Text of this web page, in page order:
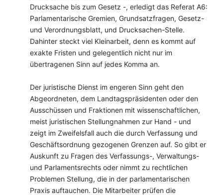
Drucksache bis zum Gesetz -, erledigt das Referat A6:
Parlamentarische Gremien, Grundsatzfragen, Gesetz-
und Verordnungsblatt, und Drucksachen-Stelle.
Dahinter steckt viel Kleinarbeit, denn es kommt auf
exakte Fristen und gelegentlich nicht nur im
übertragenen Sinn auf jedes Komma an.
Der juristische Dienst im engeren Sinn geht den
Abgeordneten, dem Landtagspräsidenten oder den
Ausschüssen und Fraktionen mit wissenschaftlichen,
meist juristischen Stellungnahmen zur Hand - und
zeigt im Zweifelsfall auch die durch Verfassung und
Geschäftsordnung gezogenen Grenzen auf. So gibt er
Auskunft zu Fragen des Verfassungs-, Verwaltungs-
und Parlamentsrechts oder nimmt zu rechtlichen
Problemen Stellung, die in der parlamentarischen
Praxis auftauchen. Die Mitarbeiter prüfen die